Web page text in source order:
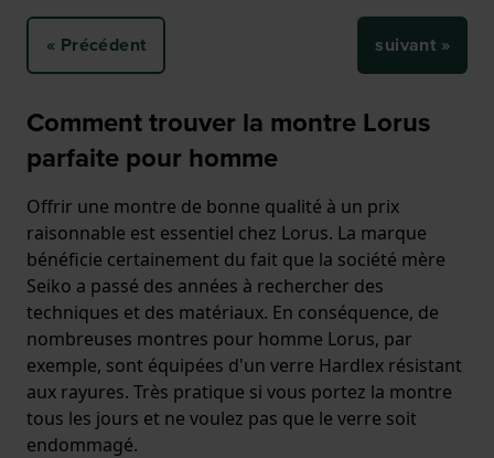
« Précédent suivant »
Comment trouver la montre Lorus
parfaite pour homme
Offrir une montre de bonne qualité à un prix
raisonnable est essentiel chez Lorus. La marque
bénéficie certainement du fait que la société mère
Seiko a passé des années à rechercher des
techniques et des matériaux. En conséquence, de
nombreuses montres pour homme Lorus, par
exemple, sont équipées d'un verre Hardlex résistant
aux rayures. Très pratique si vous portez la montre
tous les jours et ne voulez pas que le verre soit
endommagé.